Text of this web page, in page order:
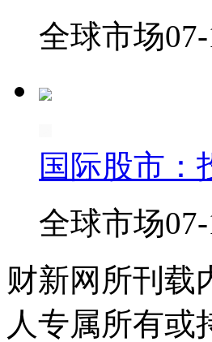
全球市场
国际股市：
全球市场
财新网所刊载
人专属所有或